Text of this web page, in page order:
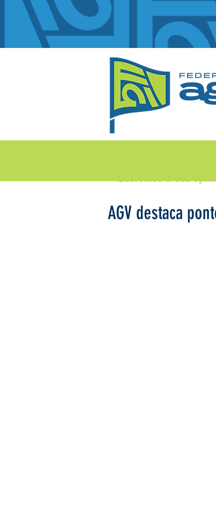
Queremos a sua
AGV destaca